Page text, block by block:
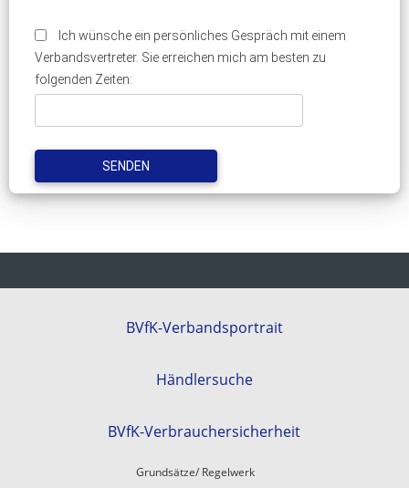
Ich wünsche ein persönliches Gespräch mit einem
Verbandsvertreter. Sie erreichen mich am besten zu
folgenden Zeiten:
BVfK-Verbandsportrait
Händlersuche
BVfK-Verbrauchersicherheit
Grundsätze/ Regelwerk